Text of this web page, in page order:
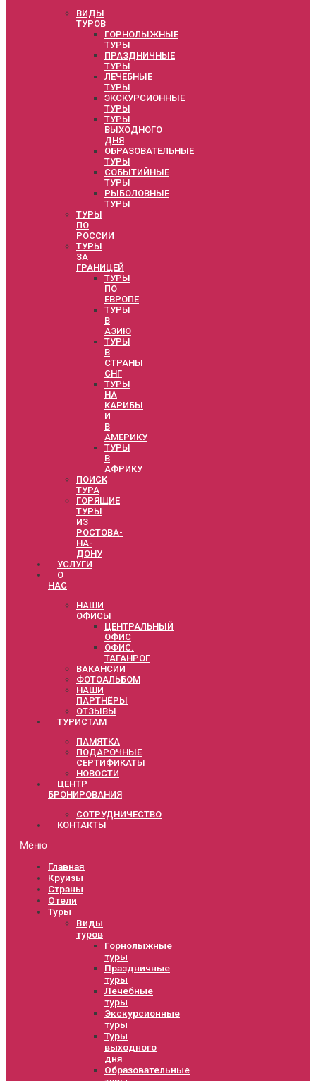
ВИДЫ
ТУРОВ
ГОРНОЛЫЖНЫЕ
ТУРЫ
ПРАЗДНИЧНЫЕ
ТУРЫ
ЛЕЧЕБНЫЕ
ТУРЫ
ЭКСКУРСИОННЫЕ
ТУРЫ
ТУРЫ
ВЫХОДНОГО
ДНЯ
ОБРАЗОВАТЕЛЬНЫЕ
ТУРЫ
СОБЫТИЙНЫЕ
ТУРЫ
РЫБОЛОВНЫЕ
ТУРЫ
ТУРЫ
ПО
РОССИИ
ТУРЫ
ЗА
ГРАНИЦЕЙ
ТУРЫ
ПО
ЕВРОПЕ
ТУРЫ
В
АЗИЮ
ТУРЫ
В
СТРАНЫ
СНГ
ТУРЫ
НА
КАРИБЫ
И
В
АМЕРИКУ
ТУРЫ
В
АФРИКУ
ПОИСК
ТУРА
ГОРЯЩИЕ
ТУРЫ
ИЗ
РОСТОВА-
НА-
ДОНУ
УСЛУГИ
О
НАС
НАШИ
ОФИСЫ
ЦЕНТРАЛЬНЫЙ
ОФИС
ОФИС.
ТАГАНРОГ
ВАКАНСИИ
ФОТОАЛЬБОМ
НАШИ
ПАРТНЁРЫ
ОТЗЫВЫ
ТУРИСТАМ
ПАМЯТКА
ПОДАРОЧНЫЕ
СЕРТИФИКАТЫ
НОВОСТИ
ЦЕНТР
БРОНИРОВАНИЯ
СОТРУДНИЧЕСТВО
КОНТАКТЫ
Меню
Главная
Круизы
Страны
Отели
Туры
Виды
туров
Горнолыжные
туры
Праздничные
туры
Лечебные
туры
Экскурсионные
туры
Туры
выходного
дня
Образовательные